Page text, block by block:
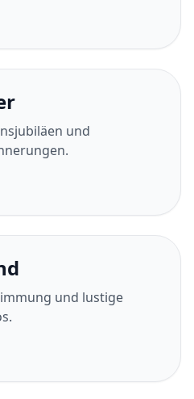
und
und lustige